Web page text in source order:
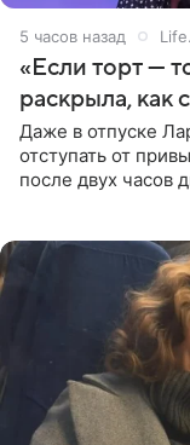
5 часов назад
«Если торт —
раскрыла, как
Даже в отпуске
отступать от
после двух часов